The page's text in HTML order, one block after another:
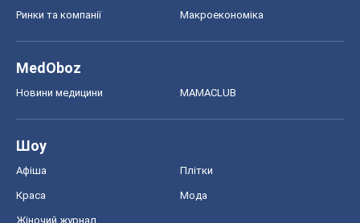
Ринки та компанії Макроекономіка
MedOboz
Новини медицини MAMACLUB
Шоу
Афіша Плітки
Краса Мода
Жіночий журнал